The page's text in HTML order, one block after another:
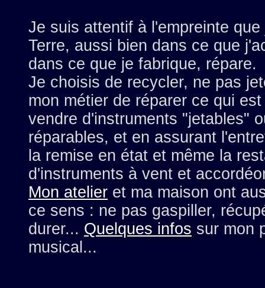
Je suis attentif à l'empreinte
Terre, aussi bien dans ce que
dans ce que je fabrique, répare.
Je choisis de recycler, ne pas
mon métier de réparer ce qui
vendre d'instruments "jetables"
réparables, et en assurant
la remise en état et même la
d'instruments à vent et
Mon atelier et ma maison ont
ce sens : ne pas gaspiller,
durer... Quelques infos sur mon
musical...